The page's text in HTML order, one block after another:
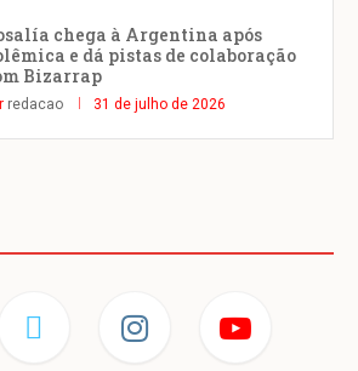
chega à Argentina após
e dá pistas de colaboração
Bizarrap
redacao 31 de julho de 2026